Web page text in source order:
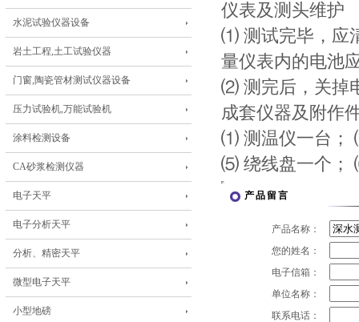
水泥试验仪器设备
岩土工程,土工试验仪器
门窗,陶瓷管材测试仪器设备
压力试验机,万能试验机
涂料检测设备
CA砂浆检测仪器
电子天平
电子分析天平
分析、精密天平
微型电子天平
小型地磅
仪表及测头维护
⑴ 测试完毕，应
量仪表内的电池
⑵ 测完后，关掉
成套仪器及附作
⑴ 测温仪一台；
⑸ 绕线盘一个
产品留言
产品名称：
您的姓名：
电子信箱：
单位名称：
联系电话：